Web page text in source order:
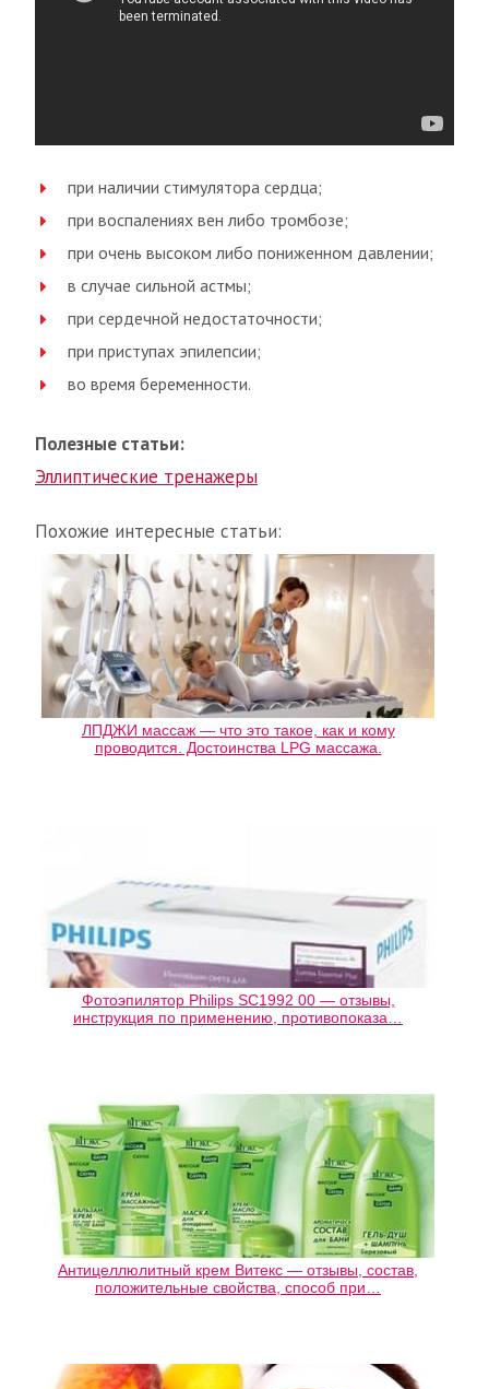
при наличии стимулятора сердца;
при воспалениях вен либо тромбозе;
при очень высоком либо пониженном давлении;
в случае сильной астмы;
при сердечной недостаточности;
при приступах эпилепсии;
во время беременности.
Полезные статьи:
Эллиптические тренажеры
Похожие интересные статьи:
ЛПДЖИ массаж — что это такое, как и кому
проводится. Достоинства LPG массажа.
Фотоэпилятор Philips SC1992 00 — отзывы,
инструкция по применению, противопоказа…
Антицеллюлитный крем Витекс — отзывы, состав,
положительные свойства, способ при…